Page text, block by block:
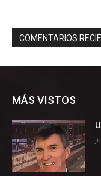
MÁS VISTOS